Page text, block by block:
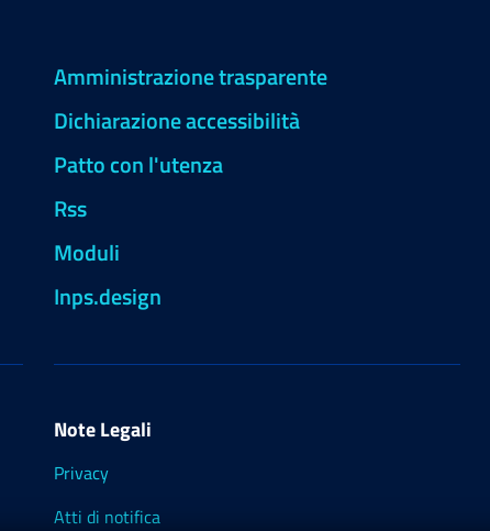
Amministrazione trasparente
Dichiarazione accessibilità
Patto con l'utenza
Rss
Moduli
Inps.design
Note Legali
Privacy
Atti di notifica